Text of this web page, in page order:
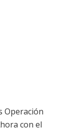
Operación
con el